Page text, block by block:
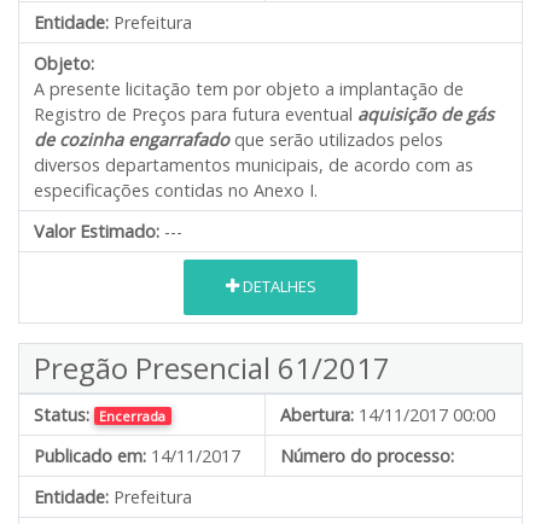
Entidade: Prefeitura
Objeto:
A presente licitação tem por objeto a implantação de
Registro de Preços para futura eventual aquisição de gás
de cozinha engarrafado que serão utilizados pelos
diversos departamentos municipais, de acordo com as
especificações contidas no Anexo I.
Valor Estimado: ---
DETALHES
Pregão Presencial 61/2017
Status: Encerrada Abertura: 14/11/2017 00:00
Publicado em: 14/11/2017
Número do processo:
Entidade: Prefeitura